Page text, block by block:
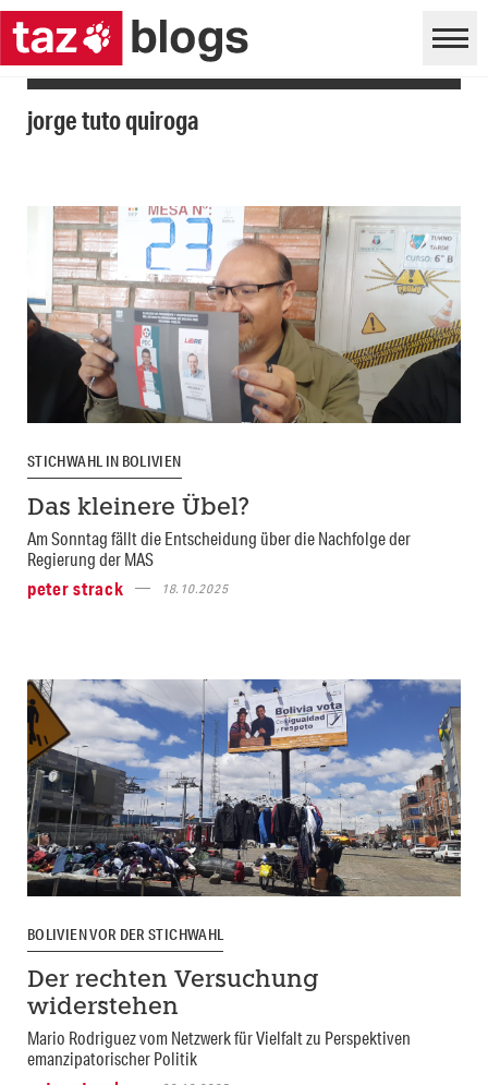
jorge tuto quiroga
STICHWAHL IN BOLIVIEN
Das kleinere Übel?
Am Sonntag fällt die Entscheidung über die Nachfolge der
Regierung der MAS
peter strack
18.10.2025
BOLIVIEN VOR DER STICHWAHL
Der rechten Versuchung
widerstehen
Mario Rodriguez vom Netzwerk für Vielfalt zu Perspektiven
emanzipatorischer Politik